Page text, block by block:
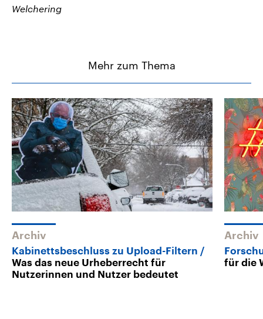
Welchering
Mehr zum Thema
Archiv
Kabinettsbeschluss zu Upload-Filtern
Was das neue Urheberrecht für
Nutzerinnen und Nutzer bedeutet
Archiv
für die